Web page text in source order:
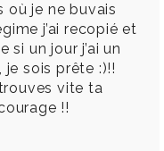
où je ne buvais
j’ai recopié et
si un jour j’ai un
sois prête :)!!
vite ta
!!